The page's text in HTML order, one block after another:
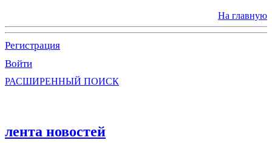
На главную
Регистрация
Войти
РАСШИРЕННЫЙ ПОИСК
лента новостей